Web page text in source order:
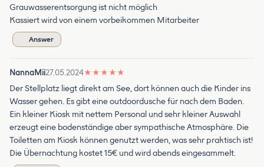
Grauwasserentsorgung ist nicht möglich
Kassiert wird von einem vorbeikommen Mitarbeiter
Answer
NannaMii27.05.2024★ ★ ★ ★ ★
Der Stellplatz liegt direkt am See, dort können auch die Kinder ins
Wasser gehen. Es gibt eine outdoordusche für nach dem Baden.
Ein kleiner Kiosk mit nettem Personal und sehr kleiner Auswahl
erzeugt eine bodenständige aber sympathische Atmosphäre. Die
Toiletten am Kiosk können genutzt werden, was sehr praktisch ist!
Die Übernachtung kostet 15€ und wird abends eingesammelt.